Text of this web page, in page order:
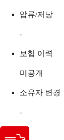
압류/저당
-
보험 이력
미공개
소유자 변경
-